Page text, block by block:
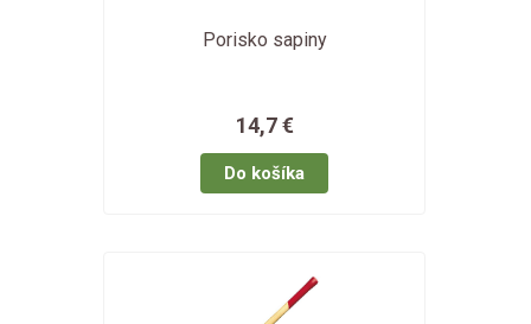
Porisko sapiny
14,7 €